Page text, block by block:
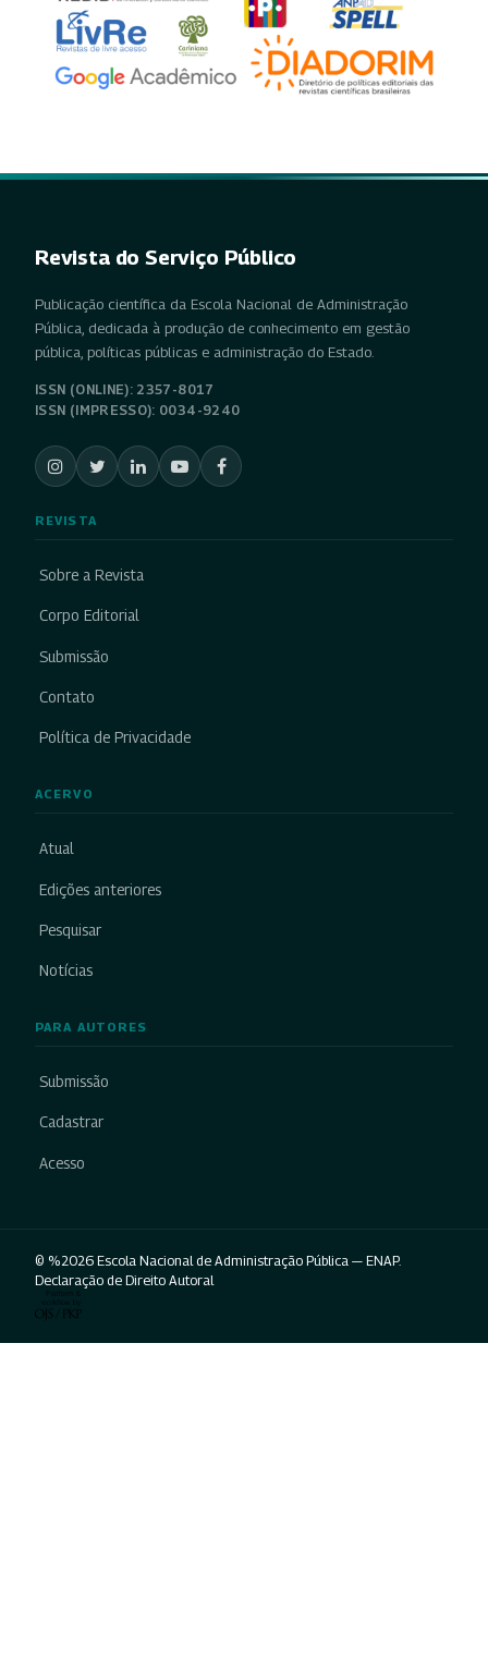
Revista do Serviço Público
Publicação científica da Escola Nacional de Administração
Pública, dedicada à produção de conhecimento em gestão
pública, políticas públicas e administração do Estado.
ISSN (ONLINE): 2357-8017
ISSN (IMPRESSO): 0034-9240
REVISTA
Sobre a Revista
Corpo Editorial
Submissão
Contato
Política de Privacidade
ACERVO
Atual
Edições anteriores
Pesquisar
Notícias
PARA AUTORES
Submissão
Cadastrar
Acesso
© %2026 Escola Nacional de Administração Pública — ENAP.
Declaração de Direito Autoral